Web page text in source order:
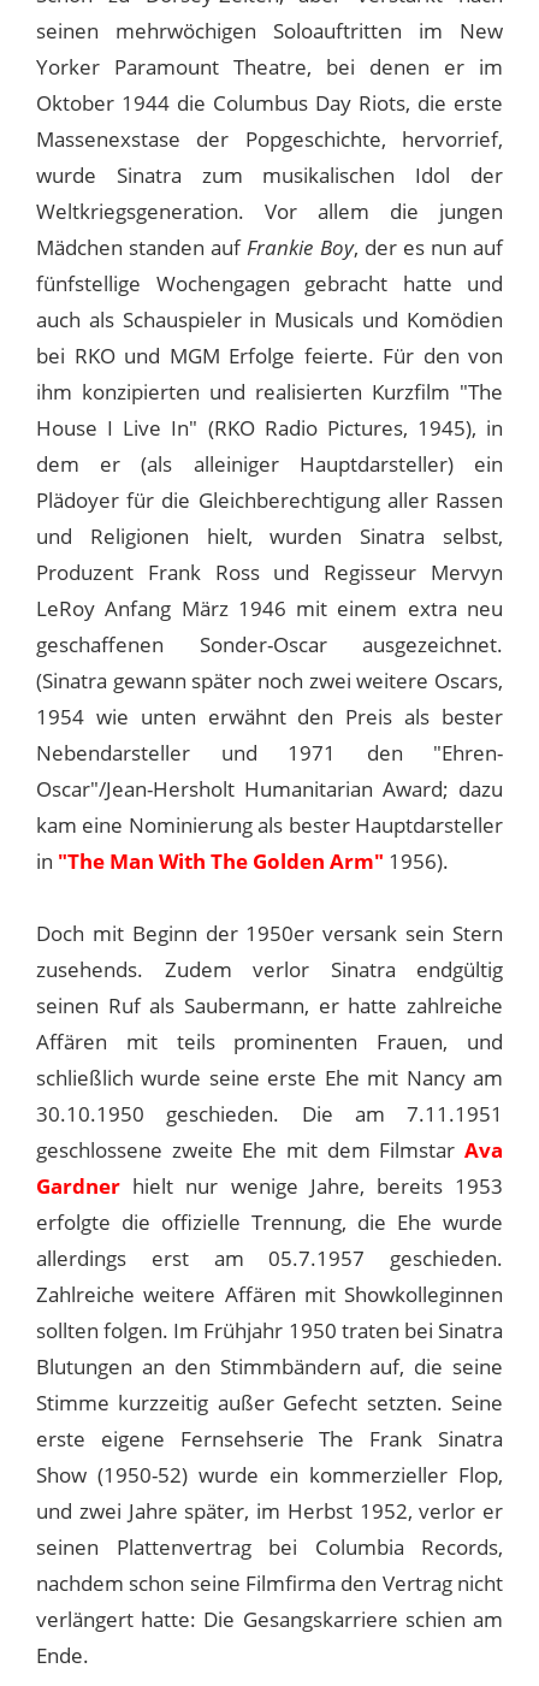
seinen mehrwöchigen Soloauftritten im New
Yorker Paramount Theatre, bei denen er im
Oktober 1944 die Columbus Day Riots, die erste
Massenexstase der Popgeschichte, hervorrief,
wurde Sinatra zum musikalischen Idol der
Weltkriegsgeneration. Vor allem die jungen
Mädchen standen aufFrankie Boy, der es nun auf
fünfstellige Wochengagen gebracht hatte und
auch als Schauspieler in Musicals und Komödien
bei RKO und MGM Erfolge feierte. Für den von
ihm konzipierten und realisierten Kurzfilm "The
House I Live In" (RKO Radio Pictures, 1945), in
dem er (als alleiniger Hauptdarsteller) ein
Plädoyer für die Gleichberechtigung aller Rassen
und Religionen hielt, wurden Sinatra selbst,
Produzent Frank Ross und Regisseur Mervyn
LeRoy Anfang März 1946 mit einem extra neu
geschaffenen Sonder-Oscar ausgezeichnet.
(Sinatra gewann später noch zwei weitere Oscars,
1954 wie unten erwähnt den Preis als bester
Nebendarsteller und 1971 den "Ehren-
Oscar"/Jean-Hersholt Humanitarian Award; dazu
kam eine Nominierung als bester Hauptdarsteller
in "The Man With The Golden Arm" 1956).
Doch mit Beginn der 1950er versank sein Stern
zusehends. Zudem verlor Sinatra endgültig
seinen Ruf als Saubermann, er hatte zahlreiche
Affären mit teils prominenten Frauen, und
schließlich wurde seine erste Ehe mit Nancy am
30.10.1950 geschieden. Die am 7.11.1951
geschlossene zweite Ehe mit dem Filmstar Ava
Gardner hielt nur wenige Jahre, bereits 1953
erfolgte die offizielle Trennung, die Ehe wurde
allerdings erst am 05.7.1957 geschieden.
Zahlreiche weitere Affären mit Showkolleginnen
sollten folgen. Im Frühjahr 1950 traten bei Sinatra
Blutungen an den Stimmbändern auf, die seine
Stimme kurzzeitig außer Gefecht setzten. Seine
erste eigene Fernsehserie The Frank Sinatra
Show (1950-52) wurde ein kommerzieller Flop,
und zwei Jahre später, im Herbst 1952, verlor er
seinen Plattenvertrag bei Columbia Records,
nachdem schon seine Filmfirma den Vertrag nicht
verlängert hatte: Die Gesangskarriere schien am
Ende.